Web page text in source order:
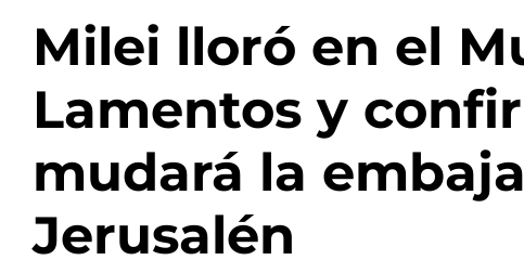
Milei lloró en el
Lamentos y
mudará la
Jerusalén